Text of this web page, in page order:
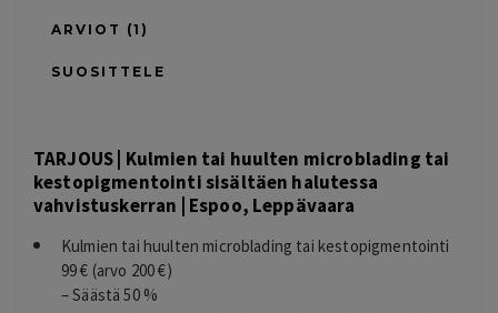
ARVIOT (1)
SUOSITTELE
TARJOUS | Kulmien tai huulten microblading tai
kestopigmentointi sisältäen halutessa
vahvistuskerran | Espoo, Leppävaara
Kulmien tai huulten microblading tai kestopigmentointi
99 € (arvo 200 €)
– Säästä 50 %